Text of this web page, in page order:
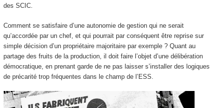
des SCIC.
Comment se satisfaire d’une autonomie de gestion qui ne serait
qu’accordée par un chef, et qui pourrait par conséquent être reprise sur
simple décision d’un propriétaire majoritaire par exemple ? Quant au
partage des fruits de la production, il doit faire l’objet d’une délibération
démocratique, en prenant garde de ne pas laisser s’installer des logiques
de précarité trop fréquentes dans le champ de l’ESS.